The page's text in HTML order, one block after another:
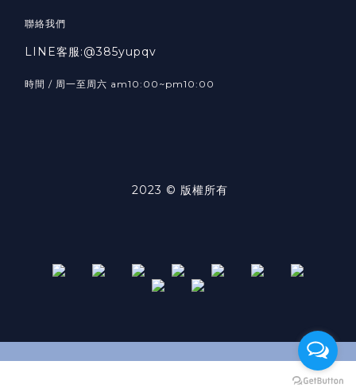
立即購買
聯絡我們
LINE客服:@385yupqv
時間 / 周一至周六 am10:00~pm10:00
2023 © 版權所有